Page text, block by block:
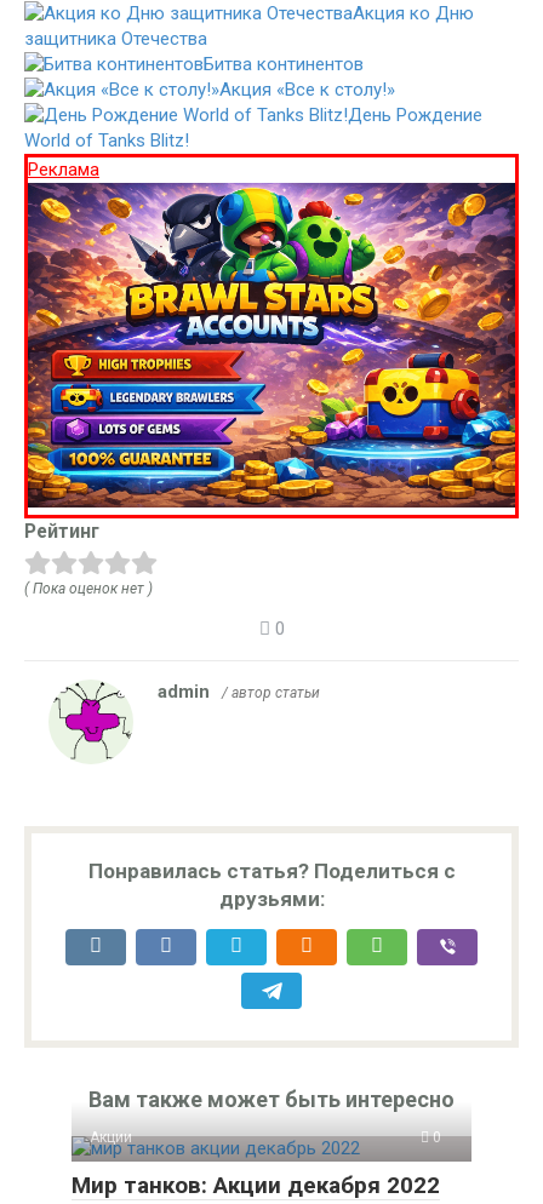
Акция ко Дню
защитника Отечества
Битва континентов
Акция «Все к столу!»
День Рождение
World of Tanks Blitz!
Реклама
Рейтинг
( Пока оценок нет )
0
admin / автор статьи
Понравилась статья? Поделиться с
друзьями:
Вам также может быть интересно
Акции 0
Мир танков: Акции декабря 2022